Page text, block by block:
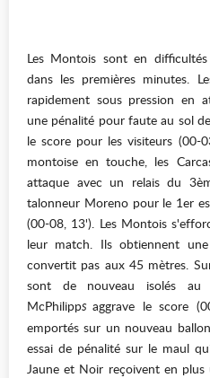
Les Montois sont en
dans les premières minutes.
rapidement sous pression en
une pénalité pour faute au sol
le score pour les visiteurs (00-
montoise en touche, les
attaque avec un relais du
talonneur Moreno pour le 1er
(00-08, 13'). Les Montois
leur match. Ils obtiennent
convertit pas aux 45 mètres.
sont de nouveau isolés au
McPhilippsaggrave le score
emportés sur un nouveau
essai de pénalité sur le maul
Jaune et Noir reçoivent en